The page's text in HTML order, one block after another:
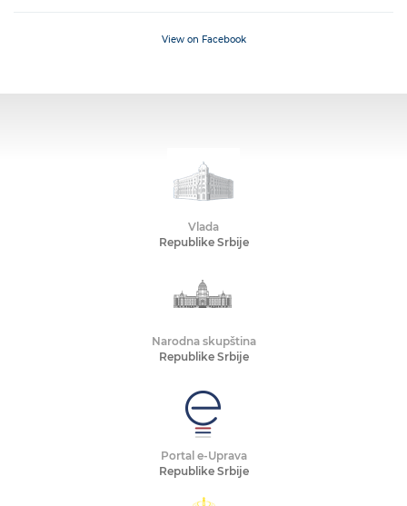
View on Facebook
Vlada
Republike Srbije
Narodna skupština
Republike Srbije
Portal e-Uprava
Republike Srbije